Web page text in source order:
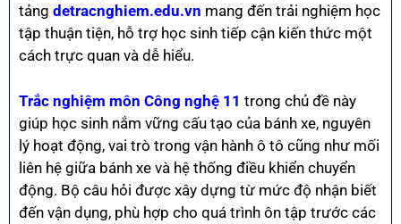
tảng detracnghiem.edu.vn mang đến trải nghiệm học
tập thuận tiện, hỗ trợ học sinh tiếp cận kiến thức một
cách trực quan và dễ hiểu.
Trắc nghiệm môn Công nghệ 11 trong chủ đề này
giúp học sinh nắm vững cấu tạo của bánh xe, nguyên
lý hoạt động, vai trò trong vận hành ô tô cũng như mối
liên hệ giữa bánh xe và hệ thống điều khiển chuyển
động. Bộ câu hỏi được xây dựng từ mức độ nhận biết
đến vận dụng, phù hợp cho quá trình ôn tập trước các